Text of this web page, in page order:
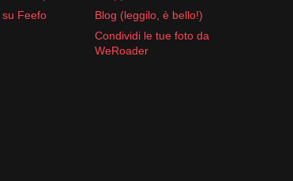
Feefo
Blog (leggilo, è bello!)
Condividi le tue foto da
WeRoader